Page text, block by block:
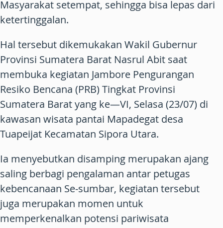
Masyarakat setempat, sehingga bisa lepas dari
ketertinggalan.
Hal tersebut dikemukakan Wakil Gubernur
Provinsi Sumatera Barat Nasrul Abit saat
membuka kegiatan Jambore Pengurangan
Resiko Bencana (PRB) Tingkat Provinsi
Sumatera Barat yang ke—VI, Selasa (23/07) di
kawasan wisata pantai Mapadegat desa
Tuapeijat Kecamatan Sipora Utara.
Ia menyebutkan disamping merupakan ajang
saling berbagi pengalaman antar petugas
kebencanaan Se-sumbar, kegiatan tersebut
juga merupakan momen untuk
memperkenalkan potensi pariwisata